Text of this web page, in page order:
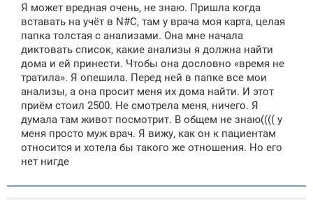
б
щ
н
и
Я может вредная очень, не знаю. Пришла когда
вставать на учёт в N#C, там у врача моя карта, целая
папка толстая с анализами. Она мне начала
диктовать список, какие анализы я должна найти
дома и ей принести. Чтобы она дословно «время не
тратила». Я опешила. Перед ней в папке все мои
анализы, а она просит меня их дома найти. И этот
приём стоил 2500. Не смотрела меня, ничего. Я
думала там живот посмотрит. В общем не знаю(((( у
меня просто муж врач. Я вижу, как он к пациентам
относится и хотела бы такого же отношения. Но его
нет нигде